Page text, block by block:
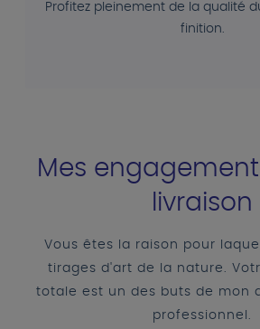
Profitez pleinement de la qualité
finition.
Mes
livraison
Vous êtes la raison pour
tirages d'art de la nature.
totale est un des buts de mon
professionnel.